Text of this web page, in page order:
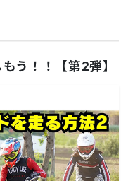
う！！【第2弾】